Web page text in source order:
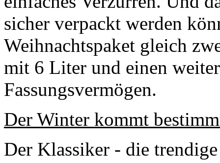
sicher verpackt werden
Weihnachtspaket gleich
mit 6 Liter und einen
Fassungsvermögen.
Der Winter kommt
Der Klassiker - die tr